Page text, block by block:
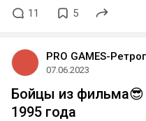
11 5
PRO GAMES-
07.06.2023
Бойцы из
1995 года